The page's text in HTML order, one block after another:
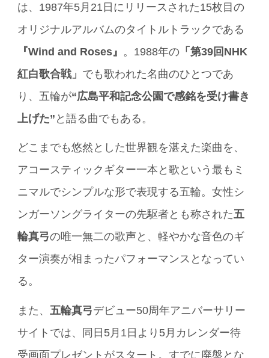
は、1987年5月21日にリリースされた15枚目の
オリジナルアルバムのタイトルトラックである
『Wind and Roses』 。1988年の 「第39回NHK
紅白歌合戦」 でも歌われた名曲のひとつであ
り、五輪が“広島平和記念公園で感銘を受け書き
上げた” と語る曲でもある。
どこまでも悠然とした世界観を湛えた楽曲を、
アコースティックギター一本と歌という最もミ
ニマルでシンプルな形で表現する五輪。女性シ
ンガーソングライターの先駆者とも称された五
輪真弓の唯一無二の歌声と、軽やかな音色のギ
ター演奏が相まったパフォーマンスとなってい
る。
また、 五輪真弓デビュー50周年アニバーサリー
サイトでは、同日5月1日より5月カレンダー待
受画面プレゼントがスタート。すでに廃盤とな